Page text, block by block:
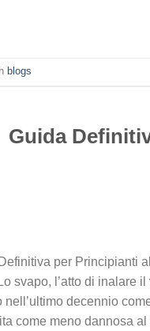
blogs
Guida
per Principianti
svapo, l’atto di inalare
nell’ultimo decennio
come meno dannosa